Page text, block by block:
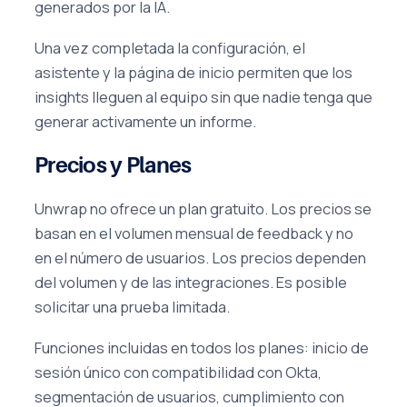
generados por la IA.
Una vez completada la configuración, el
asistente y la página de inicio permiten que los
insights lleguen al equipo sin que nadie tenga que
generar activamente un informe.
Precios y Planes
Unwrap no ofrece un plan gratuito. Los precios se
basan en el volumen mensual de feedback y no
en el número de usuarios. Los precios dependen
del volumen y de las integraciones. Es posible
solicitar una prueba limitada.
Funciones incluidas en todos los planes: inicio de
sesión único con compatibilidad con Okta,
segmentación de usuarios, cumplimiento con